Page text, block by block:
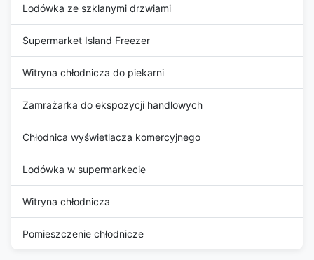
Lodówka ze szklanymi drzwiami
Supermarket Island Freezer
Witryna chłodnicza do piekarni
Zamrażarka do ekspozycji handlowych
Chłodnica wyświetlacza komercyjnego
Lodówka w supermarkecie
Witryna chłodnicza
Pomieszczenie chłodnicze